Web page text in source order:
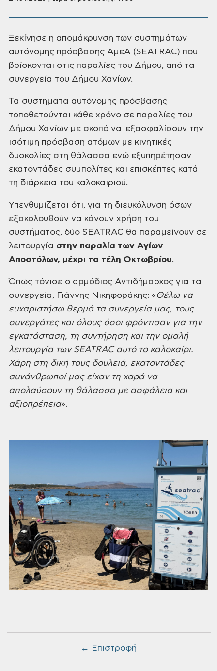
← Επιστροφή
Ξεκίνησε η απομάκρυνση των συστημάτων
αυτόνομης πρόσβασης ΑμεΑ (SEATRAC) που
βρίσκονται στις παραλίες του Δήμου, από τα
συνεργεία του Δήμου Χανίων.
Τα συστήματα αυτόνομης πρόσβασης
τοποθετούνται κάθε χρόνο σε παραλίες του
Δήμου Χανίων με σκοπό να εξασφαλίσουν την
ισότιμη πρόσβαση ατόμων με κινητικές
δυσκολίες στη θάλασσα ενώ εξυπηρέτησαν
εκατοντάδες συμπολίτες και επισκέπτες κατά
τη διάρκεια του καλοκαιριού.
Υπενθυμίζεται ότι, για τη διευκόλυνση όσων
εξακολουθούν να κάνουν χρήση του
συστήματος, δύο SEATRAC θα παραμείνουν σε
λειτουργία στην παραλία των Αγίων
Αποστόλων, μέχρι τα τέλη Οκτωβρίου.
Όπως τόνισε ο αρμόδιος Αντιδήμαρχος για τα
συνεργεία, Γιάννης Νικηφοράκης: «Θέλω να
ευχαριστήσω θερμά τα συνεργείαμας, τους
συνεργάτες και όλους όσοι φρόντισαν για την
εγκατάσταση, τη συντήρηση και την ομαλή
λειτουργία των SEATRAC αυτό το καλοκαίρι.
Χάρη στη δική τουςδουλειά, εκατοντάδες
συνάνθρωποί μας είχαν τη χαρά να
απολαύσουν τη θάλασσα μεασφάλεια και
αξιοπρέπεια».